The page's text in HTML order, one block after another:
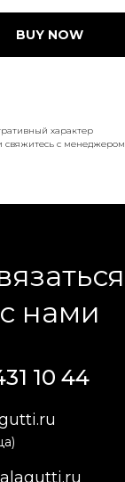
BUY NOW
характер
с менеджером
с нами
10 44